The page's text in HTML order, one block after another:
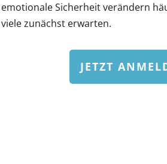
emotionale Sicherheit verändern
viele zunächst erwarten.
JETZT